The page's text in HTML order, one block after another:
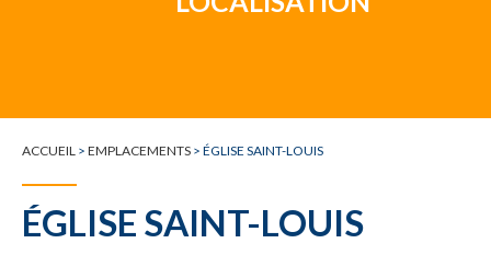
ACCUEIL > EMPLACEMENTS > ÉGLISE SAINT-LOUIS
ÉGLISE SAINT-LOUIS